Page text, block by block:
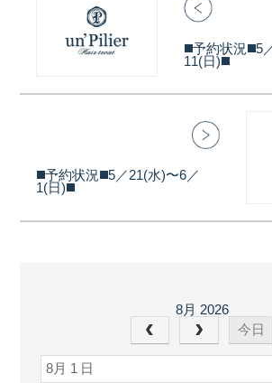
◼️予約状況◼️5
11(日)◼️
◼️予約状況◼️5／21(水)〜6／
1(日)◼️
8月 2026
今日
8月 1